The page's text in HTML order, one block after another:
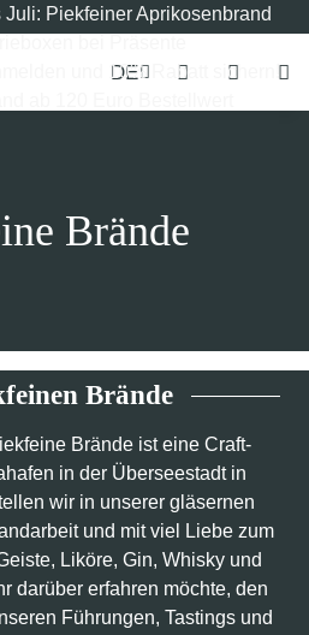
Piekfeiner Aprikosenbrand
und 10% Rabatt sichern!
DE
Brände
Brände
Brände ist eine Craft-
in der Überseestadt in
wir in unserer gläsernen
und mit viel Liebe zum
Liköre, Gin, Whisky und
darüber erfahren möchte, den
Führungen, Tastings und